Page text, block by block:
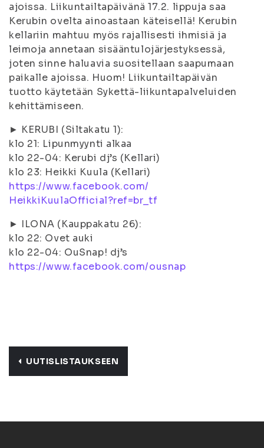
ajoissa. Liikuntailtapäivänä 17.2. lippuja saa
Kerubin ovelta ainoastaan käteisellä! Kerubin
kellariin mahtuu myös rajallisesti ihmisiä ja
leimoja annetaan sisääntulojärjestyksessä,
joten sinne haluavia suositellaan saapumaan
paikalle ajoissa. Huom! Liikuntailtapäivän
tuotto käytetään Sykettä-liikuntapalveluiden
kehittämiseen.
► KERUBI (Siltakatu 1):
klo 21: Lipunmyynti alkaa
klo 22-04: Kerubi dj’s (Kellari)
klo 23: Heikki Kuula (Kellari)
https://www.facebook.com/
HeikkiKuulaOfficial?ref=br_tf
► ILONA (Kauppakatu 26):
klo 22: Ovet auki
klo 22-04: OuSnap! dj’s
https://www.facebook.com/ousnap
UUTISLISTAUKSEEN